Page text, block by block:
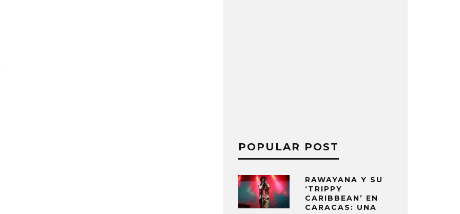
POPULAR POST
RAWAYANA Y SU
‘TRIPPY
CARIBBEAN’ EN
CARACAS: UNA